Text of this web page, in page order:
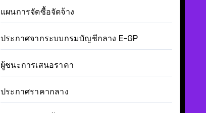
แผนการจัดซื้อจัดจ้าง
ประกาศจากระบบกรมบัญชีกลาง E-GP
ผู้ชนะการเสนอราคา
ประกาศราคากลาง